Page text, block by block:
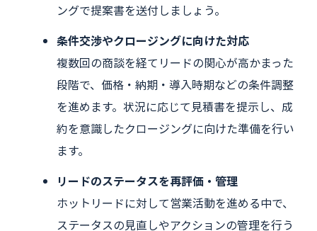
ングで提案書を送付しましょう。
条件交渉やクロージングに向けた対応
複数回の商談を経てリードの関心が高かまった
段階で、価格・納期・導入時期などの条件調整
を進めます。状況に応じて見積書を提示し、成
約を意識したクロージングに向けた準備を行い
ます。
リードのステータスを再評価・管理
ホットリードに対して営業活動を進める中で、
ステータスの見直しやアクションの管理を行う